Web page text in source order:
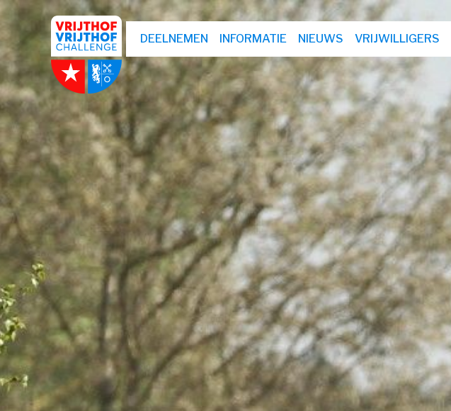
DEELNEMEN INFORMATIE NIEUWS VRIJWILLIGERS